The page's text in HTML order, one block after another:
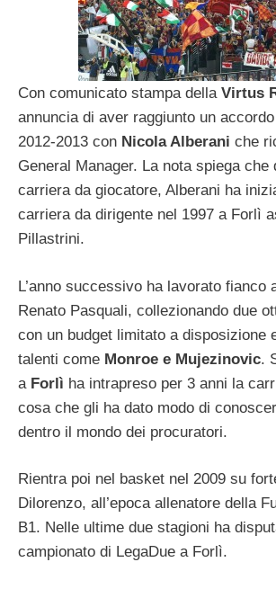
Con comunicato stampa della Virtus
annuncia di aver raggiunto un
2012-2013 con Nicola Alberani che
General Manager. La nota spiega che
carriera da giocatore, Alberani ha
carriera da dirigente nel 1997 a Forlì
Pillastrini.
L’anno successivo ha lavorato fianco
Renato Pasquali, collezionando due
con un budget limitato a disposizione
talenti come Monroe e Mujezinovic.
a Forlì ha intrapreso per 3 anni la
cosa che gli ha dato modo di
dentro il mondo dei procuratori.
Rientra poi nel basket nel 2009 su
Dilorenzo, all’epoca allenatore della
B1. Nelle ultime due stagioni ha
campionato di LegaDue a Forlì.